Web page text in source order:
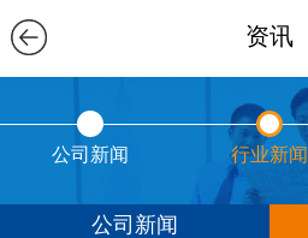
资讯
公司新闻 行业新闻
公司新闻